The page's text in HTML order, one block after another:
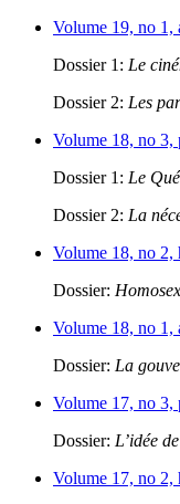
Volume 19, no 1,
Dossier 1: Le
Dossier 2: Les
Volume 18, no 3,
Dossier 1: Le
Dossier 2: La
Volume 18, no 2,
Dossier:
Volume 18, no 1,
Dossier: La
Volume 17, no 3,
Dossier: L’idée
Volume 17, no 2,